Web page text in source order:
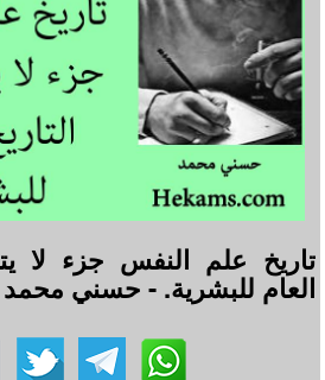
تاريخ علم النفس جزء لا
العام للبشرية. - حسني محمد